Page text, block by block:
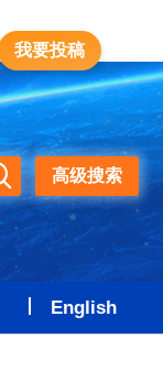
我要投稿
高级检索
高级搜索
English